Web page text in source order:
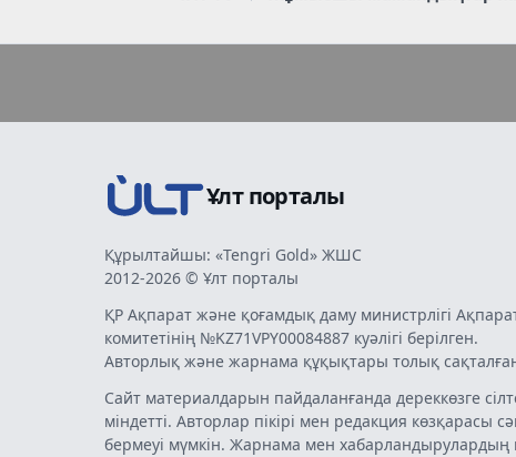
Ұлт порталы
Құрылтайшы: «Tengri Gold» ЖШС
2012-2026 © Ұлт порталы
ҚР Ақпарат және қоғамдық даму министрлігі
комитетінің №KZ71VPY00084887 куәлігі берілген.
Авторлық және жарнама құқықтары толық
Сайт материалдарын пайдаланғанда дереккөзге
міндетті. Авторлар пікірі мен редакция көзқарасы
бермеуі мүмкін. Жарнама мен